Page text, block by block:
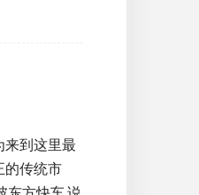
来到这里最
的传统市